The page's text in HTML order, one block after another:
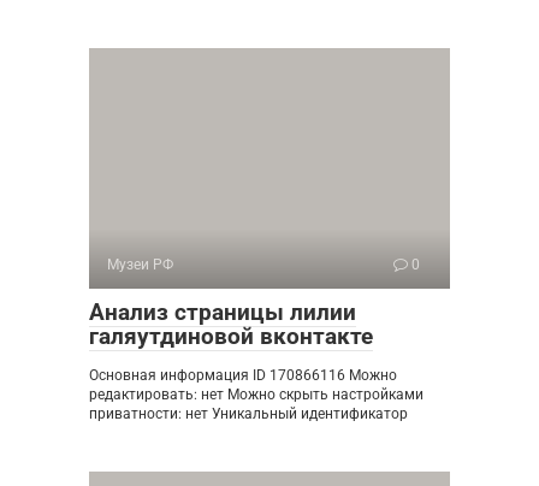
Музеи РФ 0
Анализ страницы лилии
галяутдиновой вконтакте
Основная информация ID 170866116 Можно
редактировать: нет Можно скрыть настройками
приватности: нет Уникальный идентификатор